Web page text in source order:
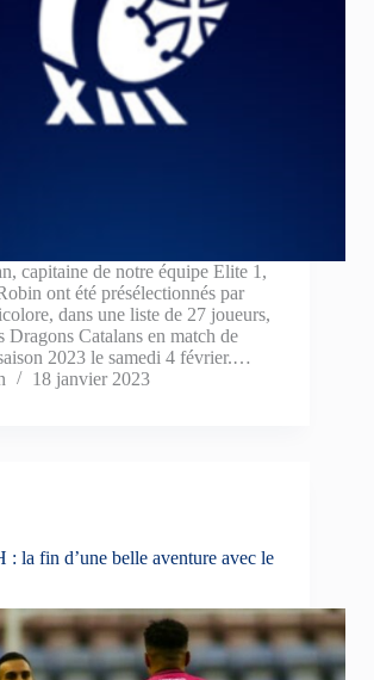
capitaine de notre équipe Elite 1,
ont été présélectionnés par
dans une liste de 27 joueurs,
Dragons Catalans en match de
2023 le samedi 4 février.…
18 janvier 2023
la fin d’une belle aventure avec le